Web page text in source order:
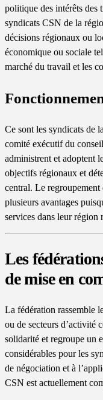
politique des intérêts des
syndicats CSN de la
décisions régionaux ou
économique ou sociale
marché du travail et les
Ce sont les syndicats de
comité exécutif du
administrent et adoptent
objectifs régionaux et
central. Le
plusieurs avantages
services dans leur région
Les
de mise en
La fédération rassemble
ou de secteurs d’activité
solidarité et regroupe un
considérables pour les
de négociation et à
CSN est actuellement